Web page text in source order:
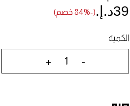
39د.إ.‏ (-84% خصم)
الكمية
-
+